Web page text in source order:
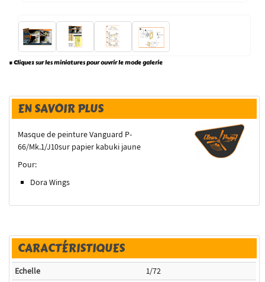
* Cliquez sur les miniatures pour ouvrir le mode galerie
EN SAVOIR PLUS
Masque de peinture Vanguard P-
66/Mk.1/J10sur papier kabuki jaune
Pour:
Dora Wings
CARACTÉRISTIQUES
Echelle 1/72